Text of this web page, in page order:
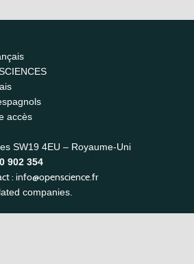
accès
SW19 4EU – Royaume-Uni
902 354
: info@openscience.fr
companies.